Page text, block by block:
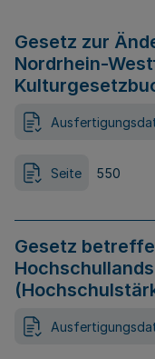
Gesetz zur
Nordrhein-
Seite 550
Gesetz